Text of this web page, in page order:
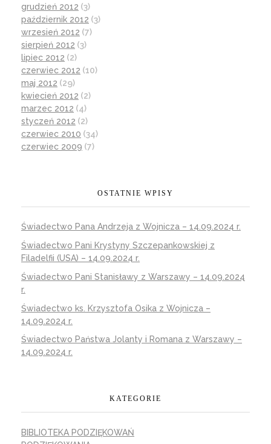
grudzień 2012 (3)
październik 2012 (3)
wrzesień 2012 (7)
sierpień 2012 (3)
lipiec 2012 (2)
czerwiec 2012 (10)
maj 2012 (29)
kwiecień 2012 (2)
marzec 2012 (4)
styczeń 2012 (2)
czerwiec 2010 (34)
czerwiec 2009 (7)
OSTATNIE WPISY
Świadectwo Pana Andrzeja z Wojnicza – 14.09.2024 r.
Świadectwo Pani Krystyny Szczepankowskiej z
Filadelfii (USA) – 14.09.2024 r.
Świadectwo Pani Stanisławy z Warszawy – 14.09.2024
r.
Świadectwo ks. Krzysztofa Osika z Wojnicza –
14.09.2024 r.
Świadectwo Państwa Jolanty i Romana z Warszawy –
14.09.2024 r.
KATEGORIE
BIBLIOTEKA PODZIĘKOWAŃ